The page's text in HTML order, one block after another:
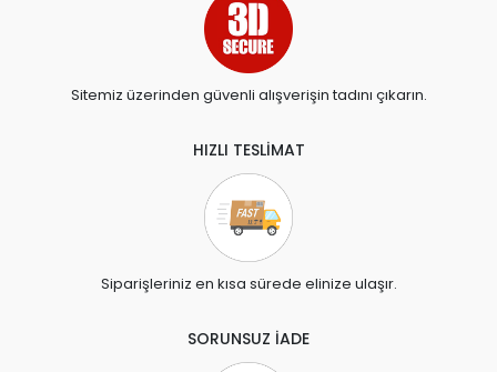
Sitemiz üzerinden güvenli alışverişin tadını çıkarın.
HIZLI TESLİMAT
Siparişleriniz en kısa sürede elinize ulaşır.
SORUNSUZ İADE